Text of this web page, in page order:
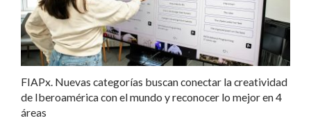
FIAPx. Nuevas categorías buscan conectar la creatividad
de Iberoamérica con el mundo y reconocer lo mejor en 4
áreas